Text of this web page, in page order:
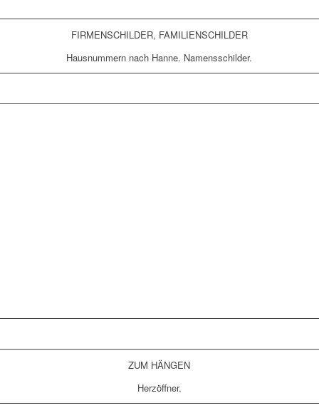
FIRMENSCHILDER, FAMILIENSCHILDER
Hausnummern nach Hanne. Namensschilder.
ZUM HÄNGEN
Herzöffner.